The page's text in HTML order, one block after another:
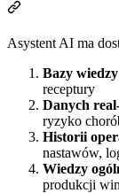
Asystent AI ma
Bazy
receptury
Danych
ryzyko
Historii
nastawów,
Wiedzy
produkcji